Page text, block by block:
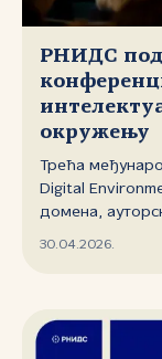
РНИДС
окружењу
Трећа
Digital
домена,
дигиталном
Србије" (РНИДС)
30.04.2026.